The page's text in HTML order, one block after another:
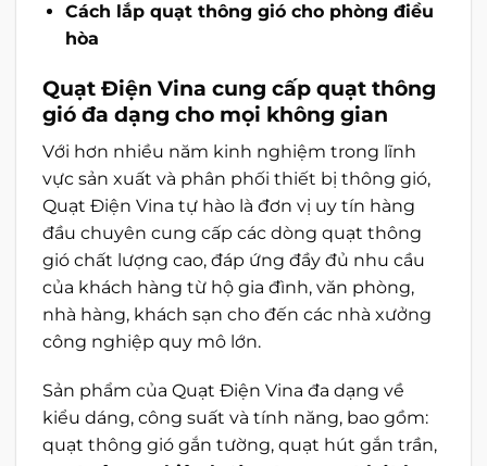
Cách lắp quạt thông gió cho phòng điều
hòa
Quạt Điện Vina cung cấp quạt thông
gió đa dạng cho mọi không gian
Với hơn nhiều năm kinh nghiệm trong lĩnh
vực sản xuất và phân phối thiết bị thông gió,
Quạt Điện Vina tự hào là đơn vị uy tín hàng
đầu chuyên cung cấp các dòng quạt thông
gió chất lượng cao, đáp ứng đầy đủ nhu cầu
của khách hàng từ hộ gia đình, văn phòng,
nhà hàng, khách sạn cho đến các nhà xưởng
công nghiệp quy mô lớn.
Sản phẩm của Quạt Điện Vina đa dạng về
kiểu dáng, công suất và tính năng, bao gồm:
quạt thông gió gắn tường, quạt hút gắn trần,